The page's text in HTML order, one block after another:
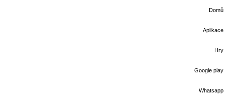
Domů
Aplikace
Hry
Google play
Whatsapp